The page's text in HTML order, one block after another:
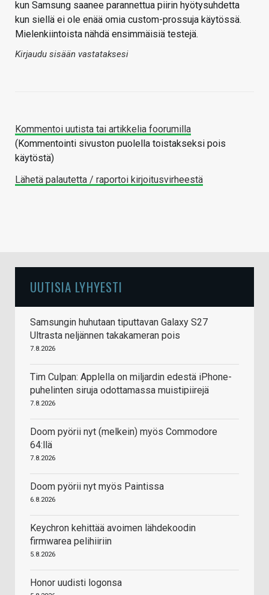
kun Samsung saanee parannettua piirin hyötysuhdetta
kun siellä ei ole enää omia custom-prossuja käytössä.
Mielenkiintoista nähdä ensimmäisiä testejä.
Kirjaudu sisään vastataksesi
Kommentoi uutista tai artikkelia foorumilla
(Kommentointi sivuston puolella toistakseksi pois
käytöstä)
Lähetä palautetta / raportoi kirjoitusvirheestä
UUTISIA LYHYESTI
Samsungin huhutaan tiputtavan Galaxy S27
Ultrasta neljännen takakameran pois
7.8.2026
Tim Culpan: Applella on miljardin edestä iPhone-
puhelinten siruja odottamassa muistipiirejä
7.8.2026
Doom pyörii nyt (melkein) myös Commodore
64:llä
7.8.2026
Doom pyörii nyt myös Paintissa
6.8.2026
Keychron kehittää avoimen lähdekoodin
firmwarea pelihiiriin
5.8.2026
Honor uudisti logonsa